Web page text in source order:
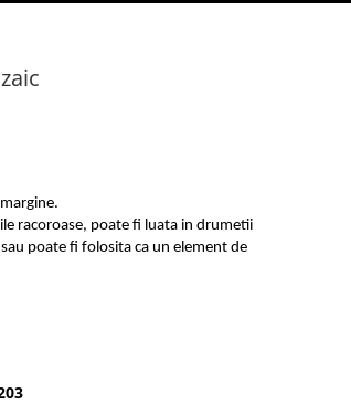
racoroase, poate fi luata in drumetii
poate fi folosita ca un element de